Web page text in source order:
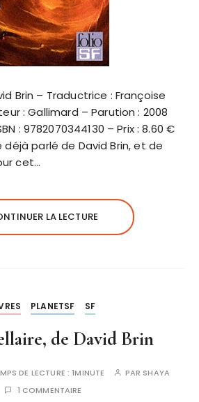
Brin – Traductrice : Françoise
: Gallimard – Parution : 2008
: 9782070344130 – Prix : 8.60 €
parlé de David Brin, et de
cet…
LA LECTURE
PLANETSF SF
de David Brin
DE LECTURE :1MINUTE PAR SHAYA
1 COMMENTAIRE